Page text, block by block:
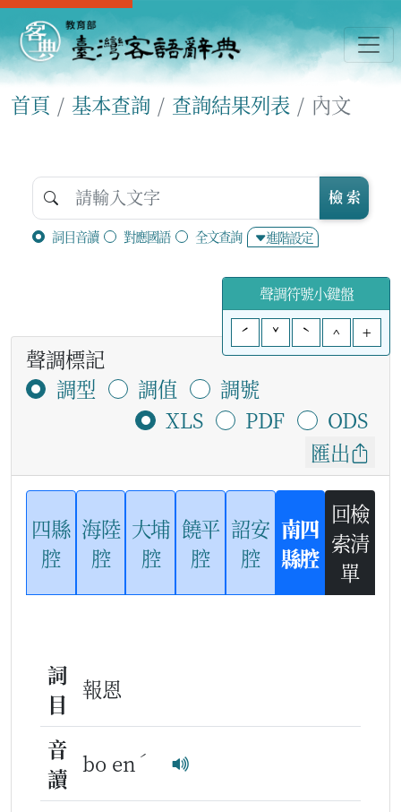
首頁 基本查詢 查詢結果列表 內文
詞目音讀 對應國語 全文查詢 進階設定
檢 索
聲調符號小鍵盤
ˊ
ˇ ˋ ^ +
聲調標記
調型
調值
調號
XLS
PDF
ODS
匯出
四縣
腔
海陸
腔
大埔
腔
饒平
腔
詔安
腔
南四
縣腔
回檢
索清
單
詞
目
報恩
音
讀
bo en ˊ